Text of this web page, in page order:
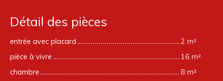
Détail des pièces
entrée avec placard
2 m²
pièce à vivre
16 m²
chambre
8 m²